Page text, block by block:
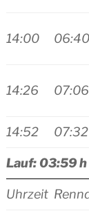
14:00 06:40
14:26 07:06
14:52 07:32
Lauf: 03:59 h
Uhrzeit